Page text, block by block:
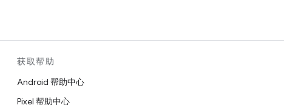
获取帮助
Android 帮助中心
Pixel 帮助中心